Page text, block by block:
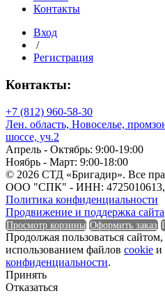
Длина
Длина
Единица измерения
Единица измерения
Форма
Форма
Группа горючести
Контакты
Вход
/
Регистрация
Контакты:
+7 (812) 960-58-30
Лен. область, Новоселье,
шоссе, уч.2
Апрель - Октябрь: 9:00-19:00
Ноябрь - Март: 9:00-18:00
© 2026 СТД «Бригадир». Все
ООО "СПК" - ИНН: 4725010613,
Политика конфиденциальности
Продвижение и поддержка сайта
Просмотр корзины Оформить заказ
Продолжая пользоваться
использованием файлов cookie и
конфиденциальности.
Принять
Отказаться